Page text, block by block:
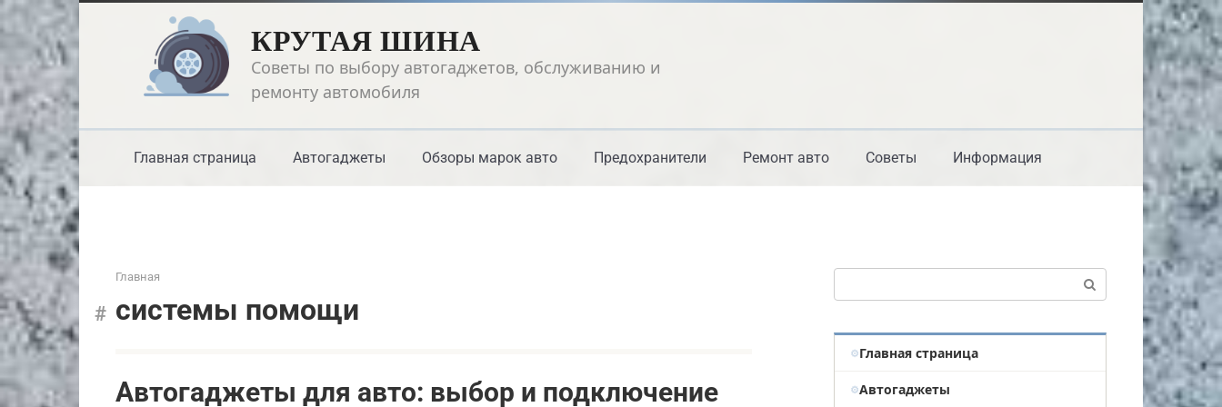
Перейти
к
контенту
КРУТАЯ ШИНА
Советы по выбору автогаджетов, обслуживанию и
ремонту автомобиля
Главная страница Автогаджеты Обзоры марок авто Предохранители Ремонт авто Советы Информация
Главная
системы помощи
Автогаджеты для авто: выбор и подключение
Главная страница
Автогаджеты